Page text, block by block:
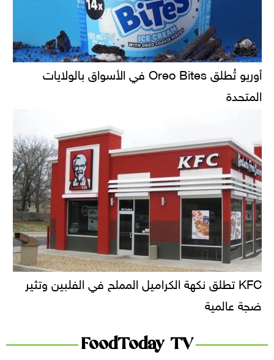
أوريو تُطلق Oreo Bites في الأسواق بالولايات
المتحدة
KFC تطلق نكهة الكراميل المملح في الفلبين وتثير
ضجة عالمية
FoodToday TV